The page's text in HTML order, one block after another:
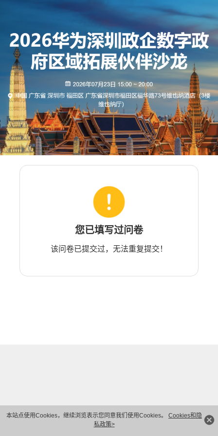
本站点使用Cookies，继续浏览表示您同意我们使用Cookies。 Cookies和隐
私政策>
您已填写过问卷
该问卷已提交过，无法重复提交！